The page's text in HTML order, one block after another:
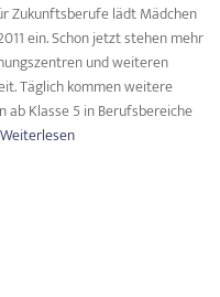
Zukunftsberufe lädt Mädchen
ein. Schon jetzt stehen mehr
und weiteren
Täglich kommen weitere
ab Klasse 5 in Berufsbereiche
Weiterlesen